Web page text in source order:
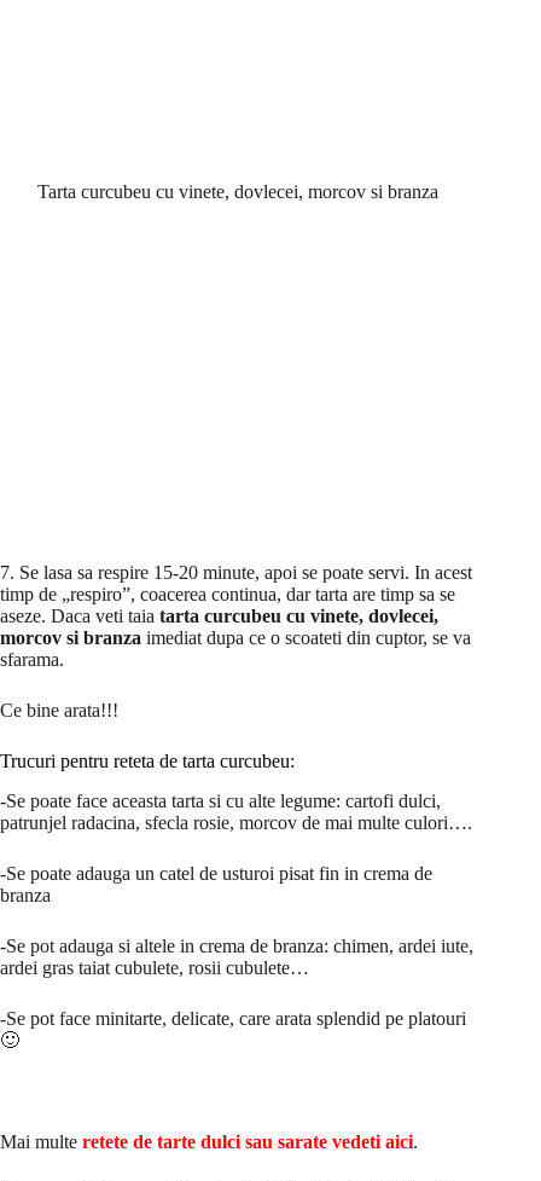
Tarta curcubeu cu vinete, dovlecei, morcov si branza
7. Se lasa sa respire 15-20 minute, apoi se poate servi. In acest
timp de „respiro”, coacerea continua, dar tarta are timp sa se
aseze. Daca veti taia tarta curcubeu cu vinete, dovlecei,
morcov si branza imediat dupa ce o scoateti din cuptor, se va
sfarama.
Ce bine arata!!!
Trucuri pentru reteta de tarta curcubeu:
-Se poate face aceasta tarta si cu alte legume: cartofi dulci,
patrunjel radacina, sfecla rosie, morcov de mai multe culori….
-Se poate adauga un catel de usturoi pisat fin in crema de
branza
-Se pot adauga si altele in crema de branza: chimen, ardei iute,
ardei gras taiat cubulete, rosii cubulete…
-Se pot face minitarte, delicate, care arata splendid pe platouri
🙂
Mai multe retete de tarte dulci sau sarate vedeti aici.